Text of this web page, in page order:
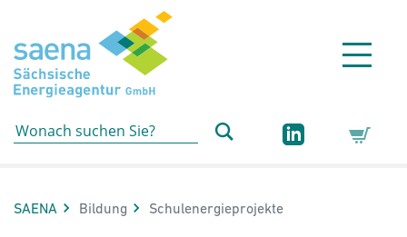
Sidebar
Erweiterte Navigation
Service
SAENA Bildung Aktuelle Seite:
Schulenergieprojekte